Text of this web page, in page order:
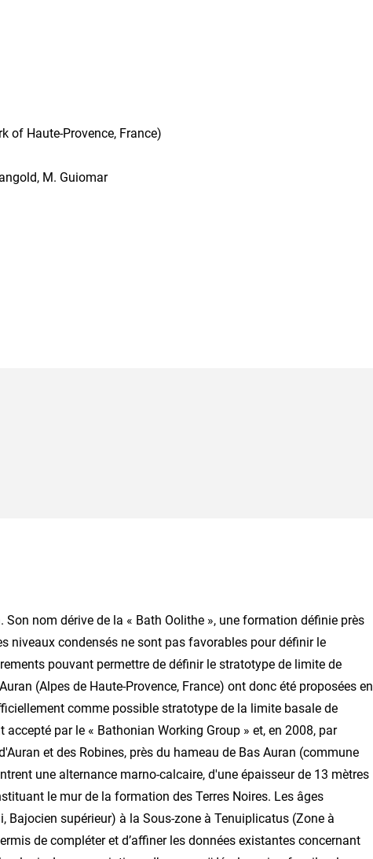
of Haute-Provence, France)
M. Guiomar
nom dérive de la « Bath Oolithe », une formation définie près
niveaux condensés ne sont pas favorables pour définir le
pouvant permettre de définir le stratotype de limite de
(Alpes de Haute-Provence, France) ont donc été proposées en
comme possible stratotype de la limite basale de
par le « Bathonian Working Group » et, en 2008, par
et des Robines, près du hameau de Bas Auran (commune
une alternance marno-calcaire, d'une épaisseur de 13 mètres
le mur de la formation des Terres Noires. Les âges
Bajocien supérieur) à la Sous-zone à Tenuiplicatus (Zone à
de compléter et d’affiner les données existantes concernant